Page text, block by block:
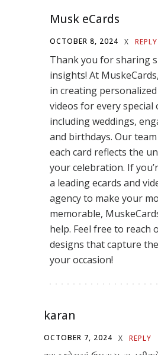
Musk eCards
OCTOBER 8, 2024 X REPLY
Thank you for sharing
insights! At
in creating
videos for every special
including weddings,
and birthdays. Our
each card reflects the
your celebration. If
a leading ecards and
agency to make your
memorable,
help. Feel free to reach
designs that capture
your occasion!
karan
OCTOBER 7, 2024 X REPLY